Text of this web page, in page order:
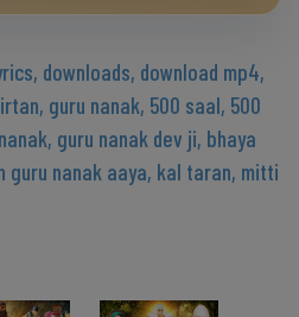
downloads, download mp4,
guru nanak, 500 saal, 500
guru nanak dev ji, bhaya
guru nanak aaya, kal taran, mitti